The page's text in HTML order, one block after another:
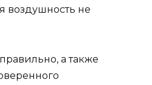
воздушность не
а также